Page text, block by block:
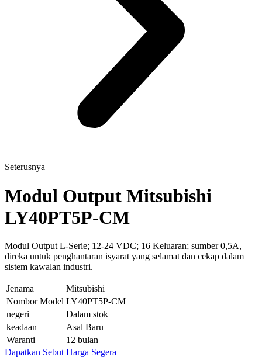
Seterusnya
Modul Output Mitsubishi
LY40PT5P-CM
Modul Output L-Serie; 12-24 VDC; 16 Keluaran; sumber 0,5A,
direka untuk penghantaran isyarat yang selamat dan cekap dalam
sistem kawalan industri.
Jenama
Mitsubishi
Nombor Model LY40PT5P-CM
negeri
Dalam stok
keadaan
Asal Baru
Waranti
12 bulan
Dapatkan Sebut Harga Segera